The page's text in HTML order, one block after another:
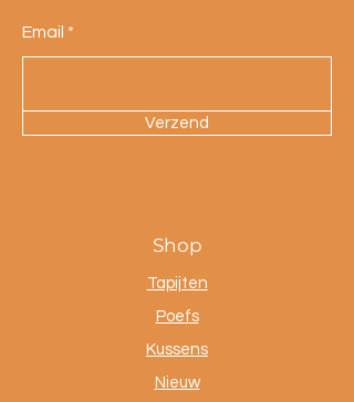
Email
Verzend
Shop
Tapijten
Poefs
Kussens
Nieuw